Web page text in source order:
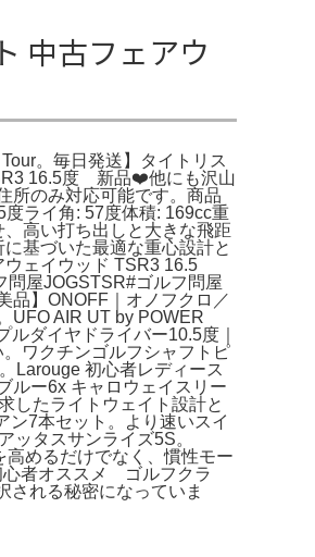
中古フェアウ
。毎日発送】タイトリス
16.5度 新品❤️他にも沢山
所のみ対応可能です。商品
ライ角: 57度体積: 169cc重
高い打ち出しと大きな飛距
基づいた最適な重心設計と
ェイウッド TSR3 16.5
問屋JOGSTSR#ゴルフ問屋
品】ONOFF｜オノフクロ／
UFO AIR UT by POWER
ダイヤドライバー10.5度｜
ワクチンゴルフシャフトピ
Larouge 初心者レディース
ルー6x キャロウェイスリー
したライトウェイト設計と
7本セット。より速いスイ
タスサンライズ5S。
めるだけでなく、慣性モー
心者オススメ ゴルフクラ
れる秘密になっていま